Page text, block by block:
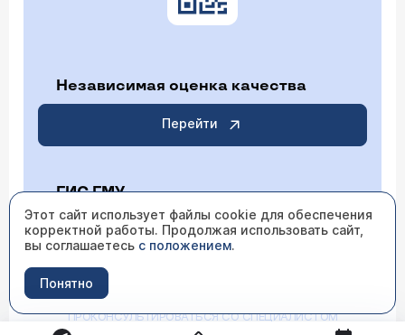
Независимая оценка качества
Перейти
ГИС ГМУ
Перейти
ИМЕЮТСЯ ПРОТИВОПОКАЗАНИЯ НЕОБХОДИМО
ПРОКОНСУЛЬТИРОВАТЬСЯ СО СПЕЦИАЛИСТОМ
Этот сайт использует файлы cookie для обеспечения
корректной работы. Продолжая использовать сайт,
вы соглашаетесь с положением.
Понятно